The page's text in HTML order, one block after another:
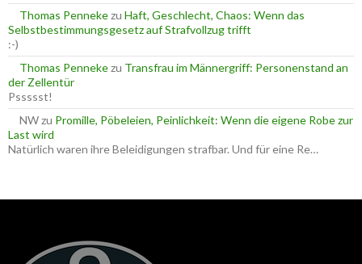
Thomas Pennekezu Haft, Geschlecht, Chaos: Wenn das
Selbstbestimmungsgesetz auf Strafvollzug trifft
:-)
Thomas Pennekezu Transfrau im Männergriff: Personenstand an
der Zellentür
Pssssst!
NWzu Promille, Pöbeleien, Peinlichkeit: Wenn die eigene Robe zur
Last wird
Natürlich waren ihre Beleidigungen strafbar. Und für eine Re…